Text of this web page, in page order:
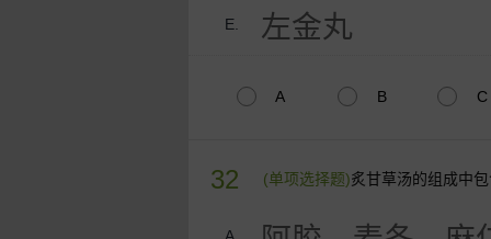
E. 左金丸
A B C
32 (单项选择题)炙甘草汤的组成中